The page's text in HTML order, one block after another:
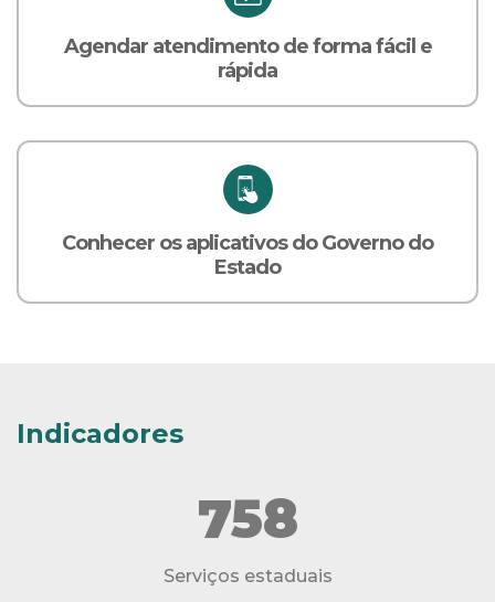
Agendar atendimento de forma fácil e
rápida
Conhecer os aplicativos do Governo do
Estado
Indicadores
758
Serviços estaduais